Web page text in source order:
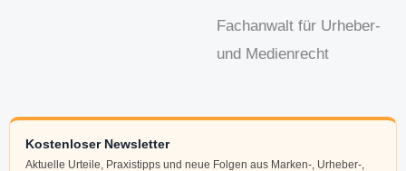
Fachanwalt für Urheber-
und Medienrecht
Kostenloser Newsletter
Aktuelle Urteile, Praxistipps und neue Folgen aus Marken-, Urheber-,